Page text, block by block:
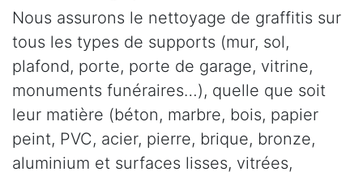
Nous assurons le nettoyage de graffitis sur
tous les types de supports (mur, sol,
plafond, porte, porte de garage, vitrine,
monuments funéraires…), quelle que soit
leur matière (béton, marbre, bois, papier
peint, PVC, acier, pierre, brique, bronze,
aluminium et surfaces lisses, vitrées,